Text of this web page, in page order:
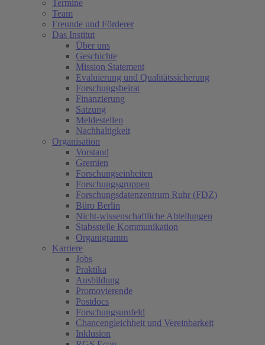
Termine
Team
Freunde und Förderer
Das Institut
Über uns
Geschichte
Mission Statement
Evaluierung und Qualitätssicherung
Forschungsbeirat
Finanzierung
Satzung
Meldestellen
Nachhaltigkeit
Organisation
Vorstand
Gremien
Forschungseinheiten
Forschungsgruppen
Forschungsdatenzentrum Ruhr (FDZ)
Büro Berlin
Nicht-wissenschaftliche Abteilungen
Stabsstelle Kommunikation
Organigramm
Karriere
Jobs
Praktika
Ausbildung
Promovierende
Postdocs
Forschungsumfeld
Chancengleichheit und Vereinbarkeit
Inklusion